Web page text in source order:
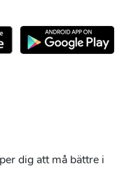
dig att må bättre i